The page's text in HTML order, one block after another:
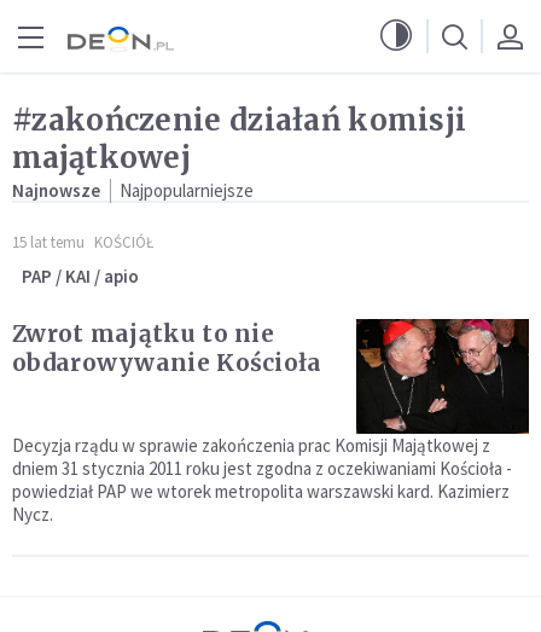
#zakończenie działań komisji
majątkowej
Najnowsze Najpopularniejsze
15 lat temu KOŚCIÓŁ
PAP / KAI / apio
Zwrot majątku to nie
obdarowywanie Kościoła
Decyzja rządu w sprawie zakończenia prac Komisji Majątkowej z
dniem 31 stycznia 2011 roku jest zgodna z oczekiwaniami Kościoła -
powiedział PAP we wtorek metropolita warszawski kard. Kazimierz
Nycz.